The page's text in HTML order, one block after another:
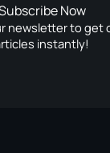
Now
newsletter to get
instantly!